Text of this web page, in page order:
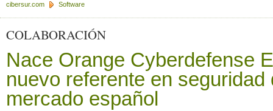
cibersur.com Software
COLABORACIÓN
Nace Orange Cyberdefense
nuevo referente en seguridad
mercado español